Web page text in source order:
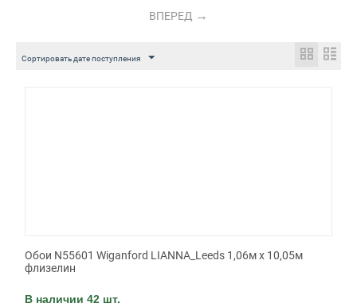
ВПЕРЕД
Сортировать дате поступления
Обои N55601 Wiganford LIANNA_Leeds 1,06м х 10,05м
флизелин
В наличии 42 шт.